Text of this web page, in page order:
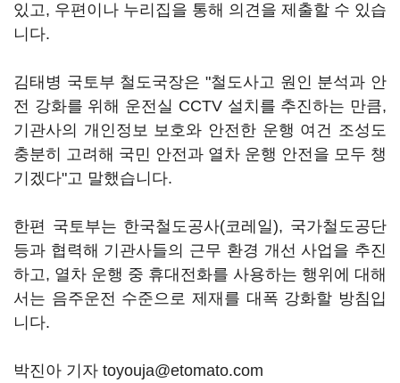
있고, 우편이나 누리집을 통해 의견을 제출할 수 있습
니다.
김태병 국토부 철도국장은 "철도사고 원인 분석과 안
전 강화를 위해 운전실 CCTV 설치를 추진하는 만큼,
기관사의 개인정보 보호와 안전한 운행 여건 조성도
충분히 고려해 국민 안전과 열차 운행 안전을 모두 챙
기겠다"고 말했습니다.
한편 국토부는 한국철도공사(코레일), 국가철도공단
등과 협력해 기관사들의 근무 환경 개선 사업을 추진
하고, 열차 운행 중 휴대전화를 사용하는 행위에 대해
서는 음주운전 수준으로 제재를 대폭 강화할 방침입
니다.
박진아 기자 toyouja@etomato.com